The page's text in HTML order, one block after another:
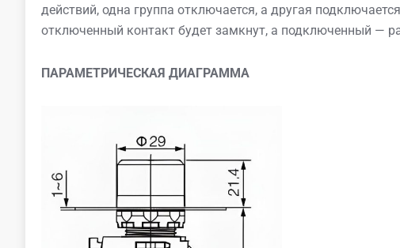
действий, одна группа отключается, а другая
отключенный контакт будет замкнут, а подключенный —
ПАРАМЕТРИЧЕСКАЯ ДИАГРАММА